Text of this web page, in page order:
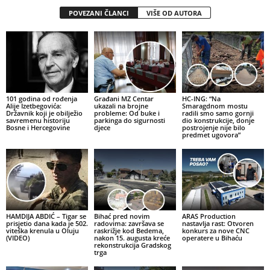
POVEZANI ČLANCI VIŠE OD AUTORA
101 godina od rođenja
Alije Izetbegovića:
Državnik koji je obilježio
savremenu historiju
Bosne i Hercegovine
Građani MZ Centar
ukazali na brojne
probleme: Od buke i
parkinga do sigurnosti
djece
HC-ING: “Na
Smaragdnom mostu
radili smo samo gornji
dio konstrukcije, donje
postrojenje nije bilo
predmet ugovora”
HAMDIJA ABDIĆ – Tigar se
prisjetio dana kada je 502.
viteška krenula u Oluju
(VIDEO)
Bihać pred novim
radovima: završava se
raskrižje kod Bedema,
nakon 15. augusta kreće
rekonstrukcija Gradskog
trga
ARAS Production
nastavlja rast: Otvoren
konkurs za nove CNC
operatere u Bihaću